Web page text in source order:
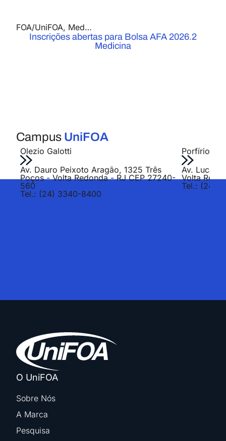
FOA/UniFOA, Medicina
Inscrições abertas para Bolsa AFA 2026.2
Medicina
Campus UniFOA
Olezio Galotti
Av. Dauro Peixoto Aragão, 1325 Três
Poços - Volta Redonda - RJ CEP 27240-
560
Tel.: (24) 3340-8400
Porfírio
Av. Lucas
Volta
Tel.: (24)
O UniFOA
Sobre Nós
A Marca
Pesquisa